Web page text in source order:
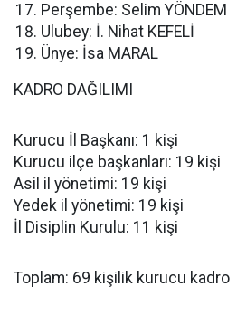
Perşembe: Selim YÖNDEM
Ulubey: İ. Nihat KEFELİ
Ünye: İsa MARAL
KADRO DAĞILIMI
Kurucu İl Başkanı: 1 kişi
Kurucu ilçe başkanları: 19 kişi
Asil il yönetimi: 19 kişi
Yedek il yönetimi: 19 kişi
İl Disiplin Kurulu: 11 kişi
Toplam: 69 kişilik kurucu kadro